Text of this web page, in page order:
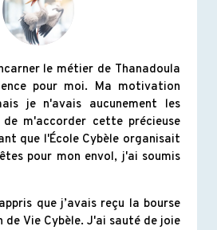
le métier de Thanadoula
pour moi. Ma motivation
je n'avais aucunement les
de m'accorder cette précieuse
que l'École Cybèle organisait
pour mon envol, j'ai soumis
que j’avais reçu la bourse
de Vie Cybèle. J'ai sauté de joie